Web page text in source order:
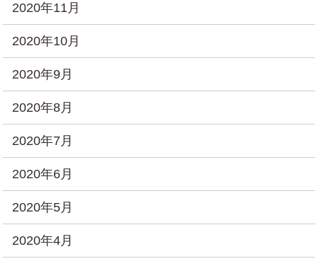
2020年11月
2020年10月
2020年9月
2020年8月
2020年7月
2020年6月
2020年5月
2020年4月